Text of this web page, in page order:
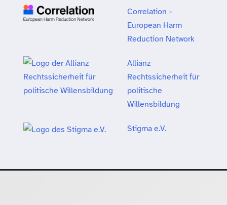
Correlation –
European Harm
Reduction Network
Allianz
Rechtssicherheit für
politische
Willensbildung
Stigma e.V.